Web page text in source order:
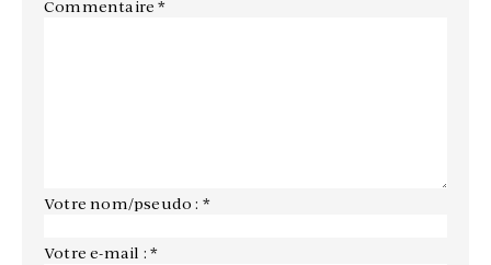
Commentaire*
Votre nom/pseudo : *
Votre e-mail : *